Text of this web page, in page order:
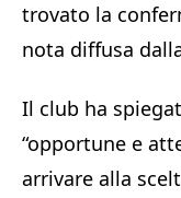
trovato la
nota diffusa
Il club ha
“opportune e
arrivare alla